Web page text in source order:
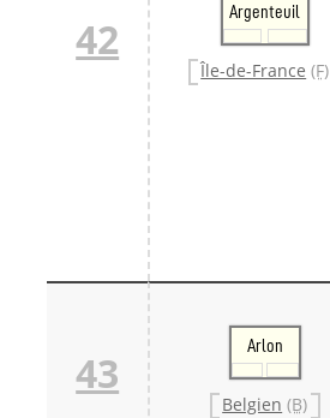
42
Argenteuil
Île-de-France (F)
43
Arlon
Belgien (B)